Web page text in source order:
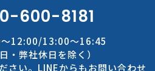
600-8181
12:00/13:00～16:45
・弊社休日を除く）
さい。LINEからもお問い合わせ